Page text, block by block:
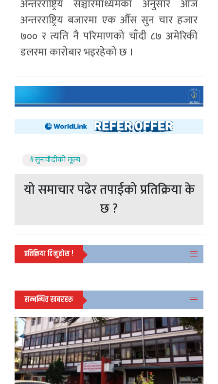
अन्तरराष्ट्रिय सञ्चारमाध्यमका अनुसार आज
अन्तरराष्ट्रिय बजारमा एक औँस सुन चार हजार
७०० र त्यति नै परिमाणको चाँदी ८७ अमेरिकी
डलरमा कारोबार भइरहेको छ ।
#सुनचाँदीको मूल्य
यो समाचार पढेर तपाईको प्रतिक्रिया के
छ ?
प्रतिक्रिया दिनुहोस !
सम्बन्धित खबरहरु